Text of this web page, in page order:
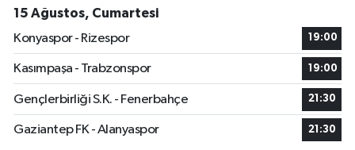
15 Ağustos, Cumartesi
Konyaspor - Rizespor
19:00
Kasımpaşa - Trabzonspor 19:00
Gençlerbirliği S.K. - Fenerbahçe 21:30
Gaziantep FK - Alanyaspor 21:30